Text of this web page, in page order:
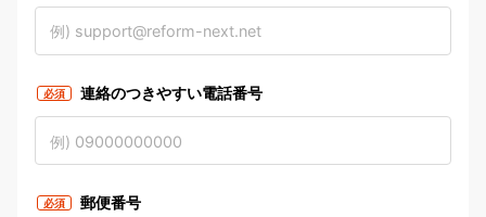
必須 連絡のつきやすい電話番号
必須 郵便番号